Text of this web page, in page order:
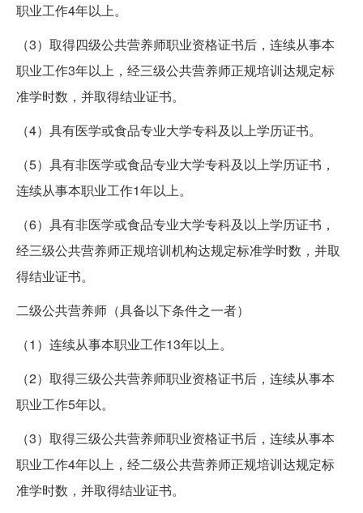
职业工作4年以上。
（3）取得四级公共营养师职业资格证书后，连续从事本
职业工作3年以上，经三级公共营养师正规培训达规定标
准学时数，并取得结业证书。
（4）具有医学或食品专业大学专科及以上学历证书。
（5）具有非医学或食品专业大学专科及以上学历证书，
连续从事本职业工作1年以上。
（6）具有非医学或食品专业大学专科及以上学历证书，
经三级公共营养师正规培训机构达规定标准学时数，并取
得结业证书。
二级公共营养师（具备以下条件之一者）
（1）连续从事本职业工作13年以上。
（2）取得三级公共营养师职业资格证书后，连续从事本
职业工作5年以。
（3）取得三级公共营养师职业资格证书后，连续从事本
职业工作4年以上，经二级公共营养师正规培训达规定标
准学时数，并取得结业证书。